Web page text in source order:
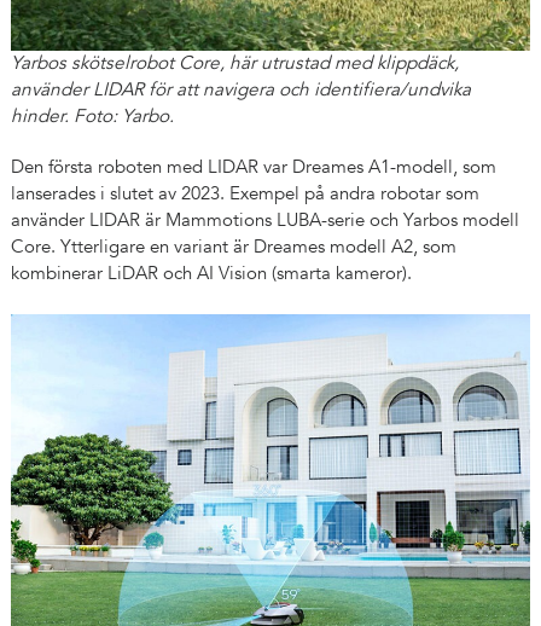
Yarbos skötselrobot Core, här utrustad med klippdäck,
använder LIDAR för att navigera och identifiera/undvika
hinder. Foto: Yarbo.
Den första roboten med LIDAR var Dreames A1-modell, som
lanserades i slutet av 2023. Exempel på andra robotar som
använder LIDAR är Mammotions LUBA-serie och Yarbos modell
Core. Ytterligare en variant är Dreames modell A2, som
kombinerar LiDAR och AI Vision (smarta kameror).